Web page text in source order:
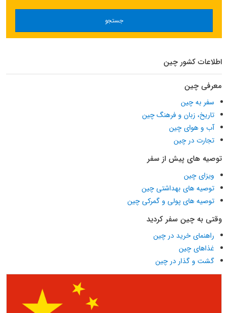
جستجو
اطلاعات کشور چین
معرفی چین
سفر به چین
تاریخ، زبان و فرهنگ چین
آب و هوای چین
تجارت در چین
توصیه های پیش از سفر
ویزای چین
توصیه های بهداشتی چین
توصیه های پولی و گمرکی چین
وقتی به چین سفر کردید
راهنمای خرید در چین
غذاهای چین
گشت و گذار در چین